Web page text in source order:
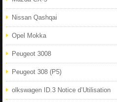
Nissan Qashqai
Opel Mokka
Peugeot 3008
Peugeot 308 (P5)
olkswagen ID.3 Notice d’Utilisation